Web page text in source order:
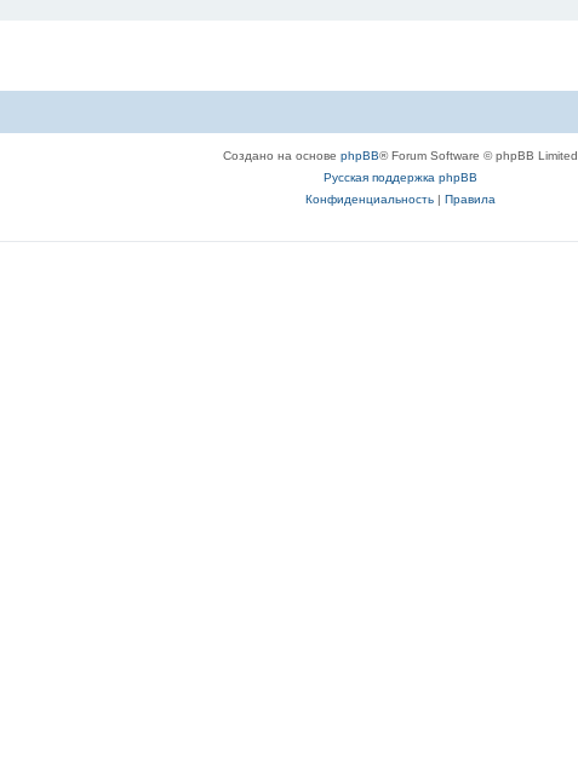
Создано на основе phpBB® Forum Software © phpBB Limited
Русская поддержка phpBB
Конфиденциальность| Правила